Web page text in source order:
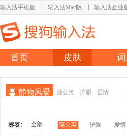
输入法手机版 输入法Mac版 输入法企业
首页 皮肤
静物风景 蒲公英 护眼 爱情
标签: 全部 蒲公英 护眼 爱情